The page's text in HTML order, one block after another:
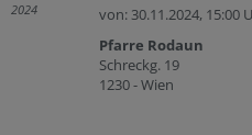
2024
von: 30.11.2024, 15:00
Pfarre Rodaun
Schreckg. 19
1230 - Wien